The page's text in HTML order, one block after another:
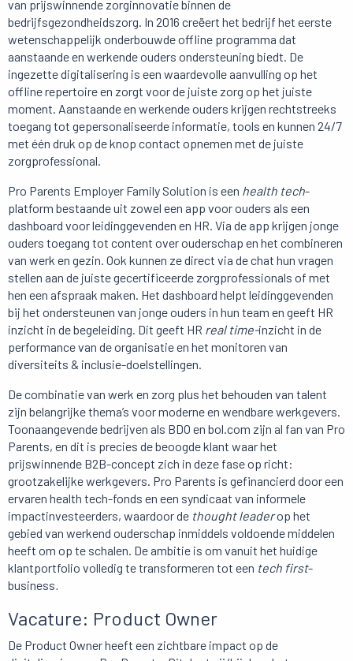
van prijswinnende zorginnovatie binnen de
bedrijfsgezondheidszorg. In 2016 creëert het bedrijf het eerste
wetenschappelijk onderbouwde offline programma dat
aanstaande en werkende ouders ondersteuning biedt. De
ingezette digitalisering is een waardevolle aanvulling op het
offline repertoire en zorgt voor de juiste zorg op het juiste
moment. Aanstaande en werkende ouders krijgen rechtstreeks
toegang tot gepersonaliseerde informatie, tools en kunnen 24/7
met één druk op de knop contact opnemen met de juiste
zorgprofessional.
Pro Parents Employer Family Solution is een health tech-
platform bestaande uit zowel een app voor ouders als een
dashboard voor leidinggevenden en HR. Via de app krijgen jonge
ouders toegang tot content over ouderschap en het combineren
van werk en gezin. Ook kunnen ze direct via de chat hun vragen
stellen aan de juiste gecertificeerde zorgprofessionals of met
hen een afspraak maken. Het dashboard helpt leidinggevenden
bij het ondersteunen van jonge ouders in hun team en geeft HR
inzicht in de begeleiding. Dit geeft HR real time-inzicht in de
performance van de organisatie en het monitoren van
diversiteits & inclusie-doelstellingen.
De combinatie van werk en zorg plus het behouden van talent
zijn belangrijke thema’s voor moderne en wendbare werkgevers.
Toonaangevende bedrijven als BDO en bol.com zijn al fan van Pro
Parents, en dit is precies de beoogde klant waar het
prijswinnende B2B-concept zich in deze fase op richt:
grootzakelijke werkgevers. Pro Parents is gefinancierd door een
ervaren health tech-fonds en een syndicaat van informele
impactinvesteerders, waardoor de thought leaderop het
gebied van werkend ouderschap inmiddels voldoende middelen
heeft om op te schalen. De ambitie is om vanuit het huidige
klantportfolio volledig te transformeren tot een tech first-
business
Vacature: Product Owner
De Product Owner heeft een zichtbare impact op de